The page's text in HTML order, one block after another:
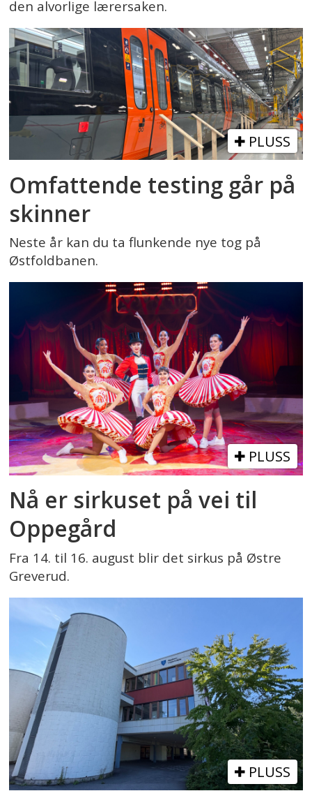
den alvorlige lærersaken.
PLUSS
Omfattende testing går på
skinner
Neste år kan du ta flunkende nye tog på
Østfoldbanen.
PLUSS
Nå er sirkuset på vei til
Oppegård
Fra 14. til 16. august blir det sirkus på Østre
Greverud.
PLUSS